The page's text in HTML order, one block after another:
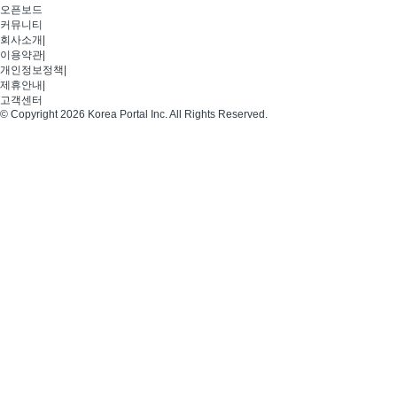
오픈보드
커뮤니티
회사소개
이용약관
개인정보정책
제휴안내
고객센터
© Copyright 2026 Korea Portal Inc. All Rights Reserved.